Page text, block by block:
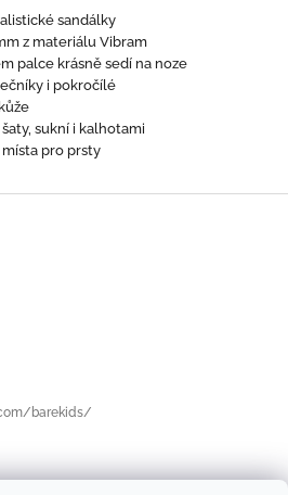
sandálky
z materiálu Vibram
palce krásně sedí na noze
i pokročílé
sukní i kalhotami
pro prsty
barekids/